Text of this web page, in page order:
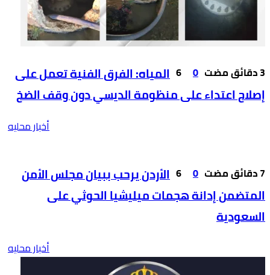
0
6 المياه: الفرق الفنية تعمل على
إصلاح اعتداء على منظومة الديسي دون وقف الضخ
أخبار محليه
0
6 الأردن يرحب ببيان مجلس الأمن
المتضمن إدانة هجمات ميليشيا الحوثي على
السعودية
أخبار محليه